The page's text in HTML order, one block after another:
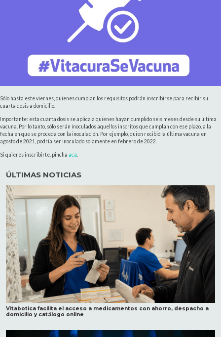
Sólo hasta este viernes, quienes cumplan los requisitos podrán inscribirse para recibir su
cuarta dosis a domicilio.
Importante: esta cuarta dosis se aplica a quienes hayan cumplido seis meses desde su última
vacuna. Por lo tanto, sólo serán inoculados aquellos inscritos que cumplan con ese plazo, a la
fecha en que se proceda con la inoculación. Por ejemplo, quien recibió la última vacuna en
agosto de 2021, podría ser inoculado solamente en febrero de 2022.
Si quieres inscribirte, pincha acá
ÚLTIMAS NOTICIAS
Vitabotica facilita el acceso a medicamentos con ahorro, despacho a
domicilio y catálogo online